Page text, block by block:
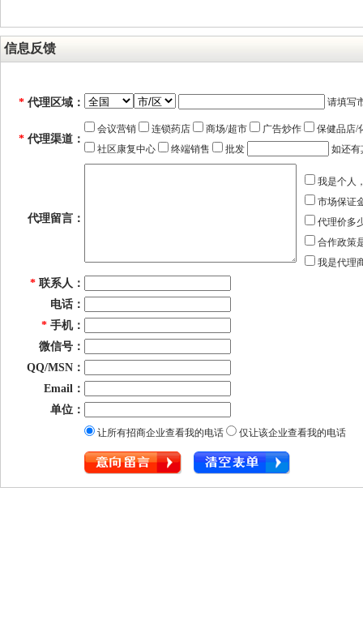
信息反馈
* 代理区域： 请填写
* 代理渠道：
会议营销 连锁药店 商场/超市 广告炒作
保健品店/
社区康复中心
终端销售 批发 如还有
代理留言：
我是个人
市场保证
代理价多
合作政策
我是代理
* 联系人：
电话：
* 手机：
微信号：
QQ/MSN：
Email：
单位：
让所有招商企业查看我的电话 仅让该企业查看我的电话